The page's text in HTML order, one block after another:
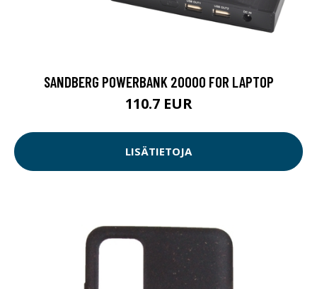
SANDBERG POWERBANK 20000 FOR LAPTOP
110.7 EUR
LISÄTIETOJA